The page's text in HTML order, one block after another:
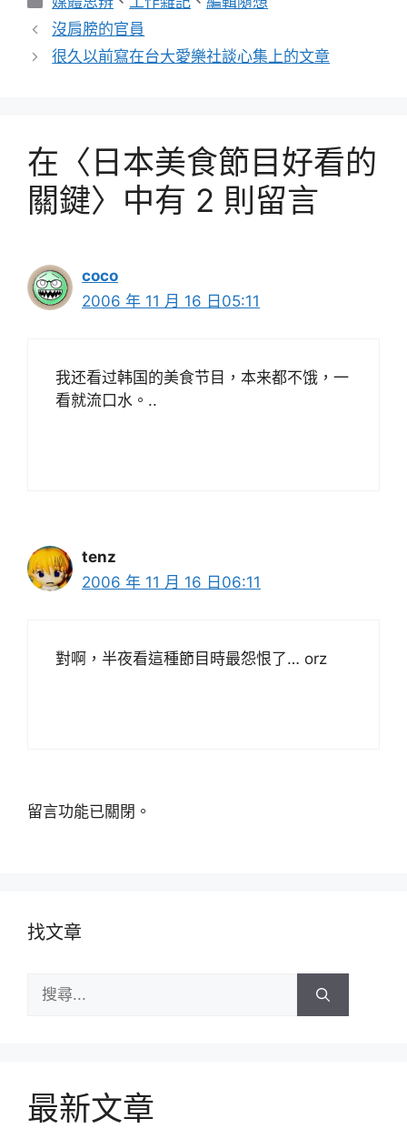
類
沒肩膀的官員
很久以前寫在台大愛樂社談心集上的文章
在〈日本美食節目好看的
關鍵〉中有 2 則留言
coco
2006 年 11 月 16 日05:11
我还看过韩国的美食节目，本来都不饿，一
看就流口水。..
tenz
2006 年 11 月 16 日06:11
對啊，半夜看這種節目時最怨恨了… orz
留言功能已關閉。
找文章
尋:
最新文章